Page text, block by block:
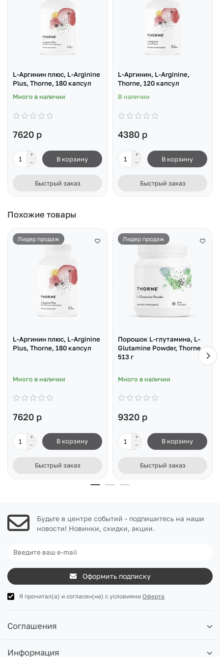
L-Аргинин плюс, L-Arginine
Plus, Thorne, 180 капсул
Много в наличии
7620 р
В корзину
Быстрый заказ
L-Аргинин, L-Arginine,
Thorne, 120 капсул
В наличии
4380 р
В корзину
Быстрый заказ
Похожие товары
Лидер продаж
L-Аргинин плюс, L-Arginine
Plus, Thorne, 180 капсул
Много в наличии
7620 р
В корзину
Быстрый заказ
Лидер продаж
Порошок L-глутамина, L-
Glutamine Powder, Thorne,
513 г
Много в наличии
9320 р
В корзину
Быстрый заказ
Будьте в центре событий - подпишитесь на наши
новости! Новинки, скидки, акции.
Оформить подписку
Я прочитал(а) и согласен(на) с условиями Оферта
Соглашения
Информация